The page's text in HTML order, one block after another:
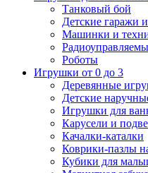
Танковый бой
Детские гаражи
Машинки и
Роботы
Игрушки от 0 до 3
Деревянные
Детские
Игрушки для
Карусели и
Качалки-каталки
Коврики-пазлы
Кубики для